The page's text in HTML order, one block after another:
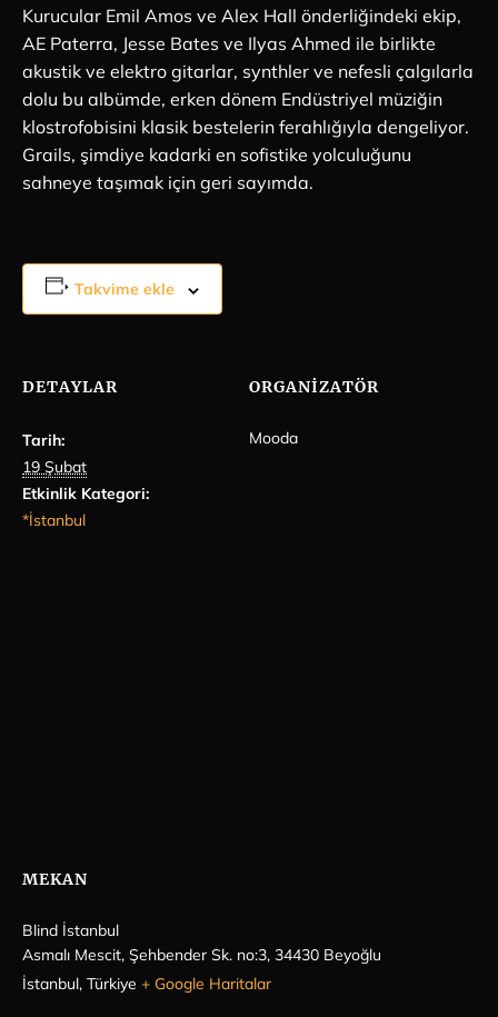
Kurucular Emil Amos ve Alex Hall önderliğindeki ekip,
AE Paterra, Jesse Bates ve Ilyas Ahmed ile birlikte
akustik ve elektro gitarlar, synthler ve nefesli çalgılarla
dolu bu albümde, erken dönem Endüstriyel müziğin
klostrofobisini klasik bestelerin ferahlığıyla dengeliyor.
Grails, şimdiye kadarki en sofistike yolculuğunu
sahneye taşımak için geri sayımda.
Takvime ekle
DETAYLAR
Tarih:
19 Şubat
Etkinlik Kategori:
*İstanbul
ORGANIZATÖR
Mooda
MEKAN
Blind İstanbul
Asmalı Mescit, Şehbender Sk. no:3, 34430 Beyoğlu
İstanbul, Türkiye + Google Haritalar